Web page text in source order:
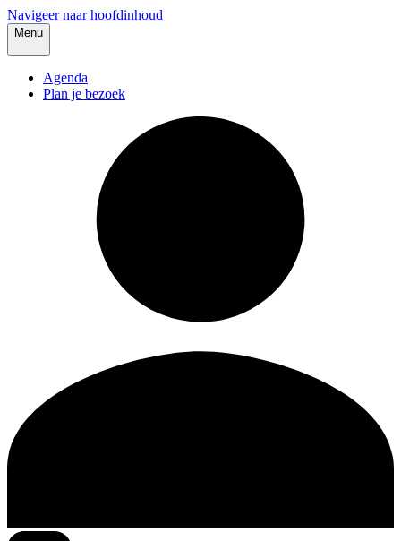
Navigeer naar hoofdinhoud
Menu
Agenda
Plan je bezoek